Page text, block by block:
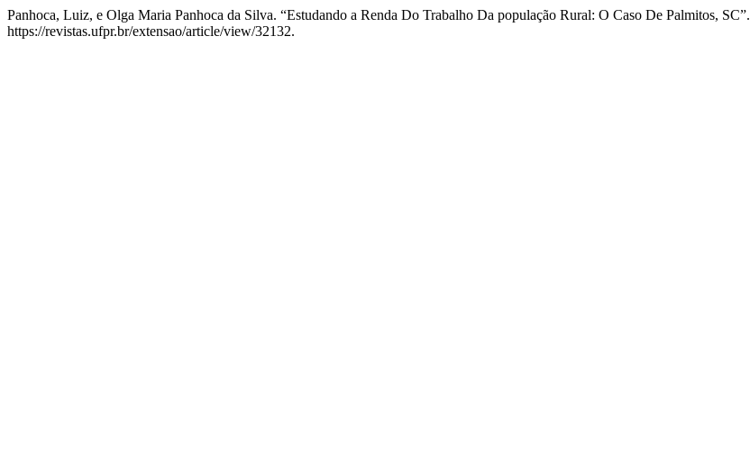
Panhoca, Luiz, e Olga Maria Panhoca da Silva. “Estudando a Renda Do Trabalho Da população Rural: O Caso De Palmitos, SC”.
https://revistas.ufpr.br/extensao/article/view/32132.